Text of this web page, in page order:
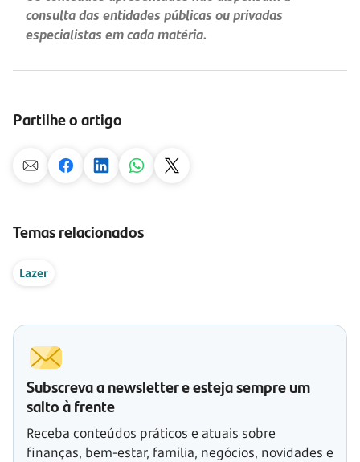
consulta das entidades públicas ou privadas
especialistas em cada matéria.
Partilhe o artigo
Temas relacionados
Lazer
Subscreva a newsletter e esteja sempre um
salto à frente
Receba conteúdos práticos e atuais sobre
finanças, bem-estar, família, negócios, novidades e